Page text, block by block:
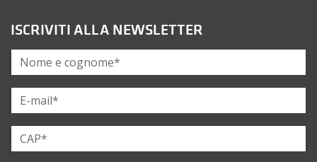
ISCRIVITI ALLA NEWSLETTER